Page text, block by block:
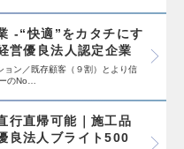
-“快適”をカタチにす
営優良法人認定企業
ョン／既存顧客（９割）とより信
のNo…
行直帰可能｜施工品
良法人ブライト500